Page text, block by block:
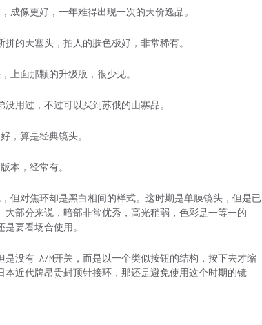
成像更好，一年难得出现一次的天价逸品。
的天塞头，拍人的肤色极好，非常稀有。
上面那颗的升级版，很少见。
用过，不过可以买到苏俄的山寨品。
，算是经典镜头。
本，经常有。
但对焦环却是黑白相间的样式。这时期是单膜镜头，但是已
部分来说，暗部非常优秀，高光稍弱，色彩是一等一的
要看场合使用。
没有 A/M开关，而是以一个类似按钮的结构，按下去才缩
近代牌昂贵封顶针接环，那还是避免使用这个时期的镜